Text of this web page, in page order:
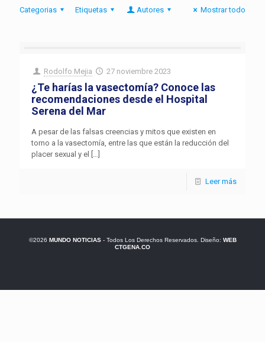
Categorias Etiquetas Autores Mostrar todo
Rodolfo Mejia 27 noviembre 2023
¿Te harías la vasectomía? Conoce las
recomendaciones desde el Hospital
Serena del Mar
A pesar de las falsas creencias y mitos que existen en
torno a la vasectomía, entre las que están la reducción del
placer sexual y el
[…]
Leer más
©2026 MUNDO NOTICIAS- Todos Los Derechos Reservados. Diseño: WEB
CTGENA.CO